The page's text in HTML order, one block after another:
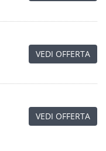
VEDI OFFERTA
VEDI OFFERTA